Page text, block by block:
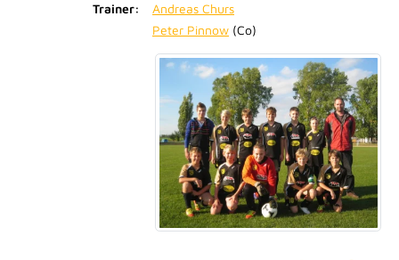
Trainer:
Andreas Churs
Peter Pinnow (Co)